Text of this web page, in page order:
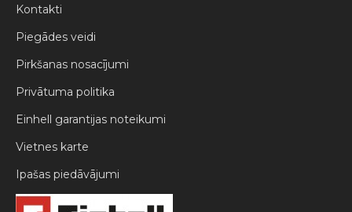
Kontakti
Piegādes veidi
Pirkšanas nosacījumi
Privātuma politika
Einhell garantijas noteikumi
Vietnes karte
Ipašas piedāvājumi